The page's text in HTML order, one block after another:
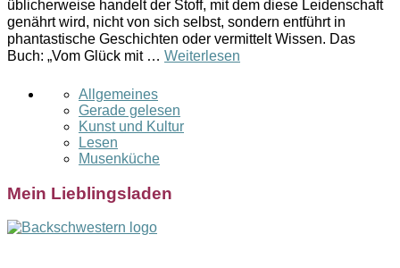
üblicherweise handelt der Stoff, mit dem diese Leidenschaft
genährt wird, nicht von sich selbst, sondern entführt in
phantastische Geschichten oder vermittelt Wissen. Das
Buch: „Vom Glück mit … Weiterlesen
Allgemeines
Gerade gelesen
Kunst und Kultur
Lesen
Musenküche
Mein Lieblingsladen